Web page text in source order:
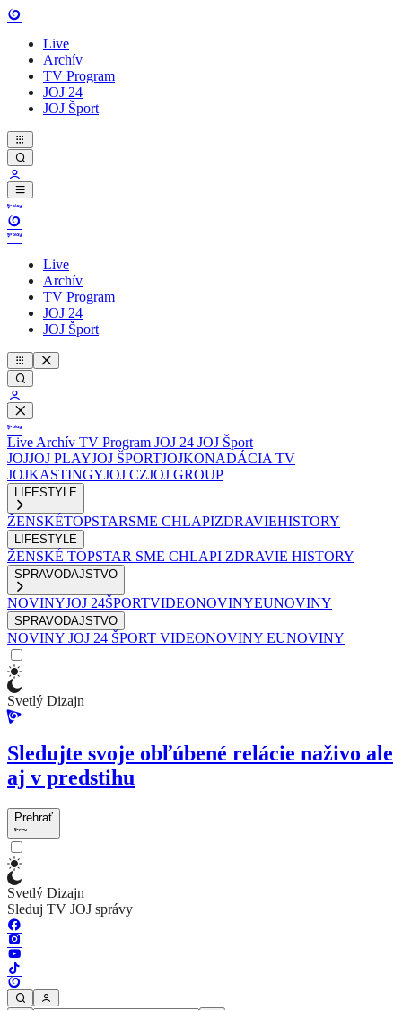
Live
Archív
TV Program
JOJ 24
JOJ Šport
Live
Archív
TV Program
JOJ 24
JOJ Šport
Live Archív TV Program JOJ 24 JOJ Šport
JOJJOJ PLAYJOJ ŠPORTJOJKONADÁCIA TV
JOJKASTINGYJOJ CZJOJ GROUP
LIFESTYLE
ŽENSKÉTOPSTARSME CHLAPIZDRAVIEHISTORY
LIFESTYLE
ŽENSKÉ TOPSTAR SME CHLAPI ZDRAVIE HISTORY
SPRAVODAJSTVO
NOVINYJOJ 24ŠPORTVIDEONOVINYEUNOVINY
SPRAVODAJSTVO
NOVINY JOJ 24 ŠPORT VIDEONOVINY EUNOVINY
Svetlý Dizajn
Sledujte svoje obľúbené relácie naživo ale
aj v predstihu
Prehrať
Svetlý Dizajn
Sleduj TV JOJ správy